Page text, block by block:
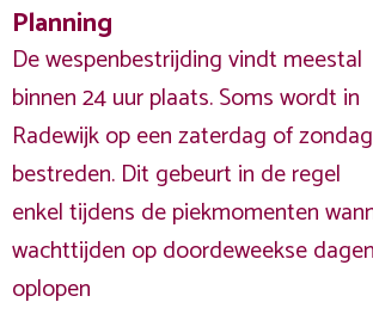
Planning
De wespenbestrijding vindt meestal
binnen 24 uur plaats. Soms wordt in
Radewijk op een zaterdag of zondag
bestreden. Dit gebeurt in de regel
enkel tijdens de piekmomenten
wachttijden op doordeweekse
oplopen